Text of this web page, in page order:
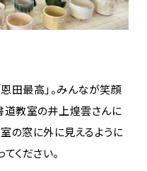
田最高」。みんなが笑顔
道教室の井上煌雲さんに
の窓に外に見えるように
ください。